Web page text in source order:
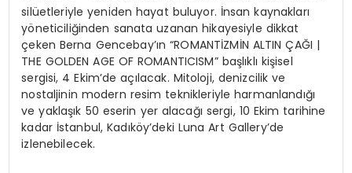
silüetleriyle yeniden hayat buluyor. İnsan kaynakları
yöneticiliğinden sanata uzanan hikayesiyle dikkat
çeken Berna Gencebay’ın “ROMANTİZMİN ALTIN ÇAĞI |
THE GOLDEN AGE OF ROMANTICISM” başlıklı kişisel
sergisi, 4 Ekim’de açılacak. Mitoloji, denizcilik ve
nostaljinin modern resim teknikleriyle harmanlandığı
ve yaklaşık 50 eserin yer alacağı sergi, 10 Ekim tarihine
kadar İstanbul, Kadıköy’deki Luna Art Gallery’de
izlenebilecek.